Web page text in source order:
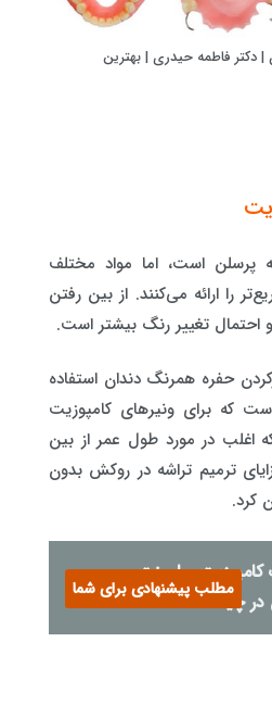
دکتر فاطمه حیدری | بهترین
پرسلن است، اما مواد مختلف
را ارائه می‌کنند. از بین رفتن
احتمال تغییر رنگ بیشتر است.
حفره همرنگ دندان استفاده
که برای ونیرهای کامپوزیت
اغلب در مورد طول عمر از بین
ترمیم تراشه در روکش بدون
کرد.
کامپوزیت و لمینت
در چیست؟
مطلب پیشنهادی برای شما